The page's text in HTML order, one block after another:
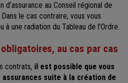
d’assurance au Conseil régional de
le cas contraire, vous vous
à une radiation du Tableau de l’Ordre.
obligatoires, au cas par cas
contrats, il est possible que vous
suite à la création de